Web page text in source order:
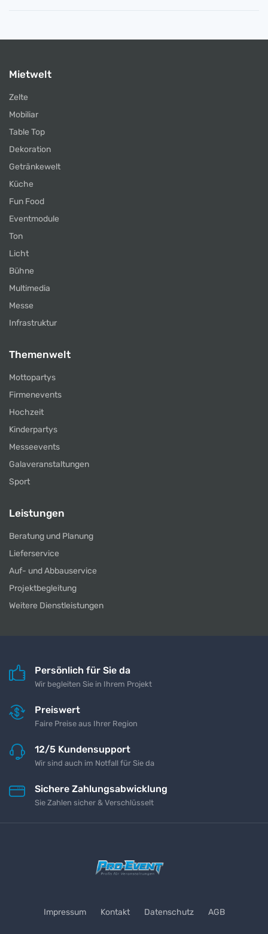
Mietwelt
Zelte
Mobiliar
Table Top
Dekoration
Getränkewelt
Küche
Fun Food
Eventmodule
Ton
Licht
Bühne
Multimedia
Messe
Infrastruktur
Themenwelt
Mottopartys
Firmenevents
Hochzeit
Kinderpartys
Messeevents
Galaveranstaltungen
Sport
Leistungen
Beratung und Planung
Lieferservice
Auf- und Abbauservice
Projektbegleitung
Weitere Dienstleistungen
Persönlich für Sie da
Wir begleiten Sie in Ihrem Projekt
Preiswert
Faire Preise aus Ihrer Region
12/5 Kundensupport
Wir sind auch im Notfall für Sie da
Sichere Zahlungsabwicklung
Sie Zahlen sicher & Verschlüsselt
Impressum Kontakt Datenschutz AGB